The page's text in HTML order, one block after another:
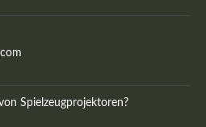
Spielzeugprojektoren?